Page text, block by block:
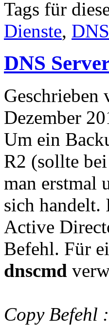
Tags für
Dienste, DNS
DNS
Geschrieben
Dezember
Um ein
R2 (sollte
man erstmal
sich handelt.
Active
Befehl. Für
dnscmd
Copy Befehl :